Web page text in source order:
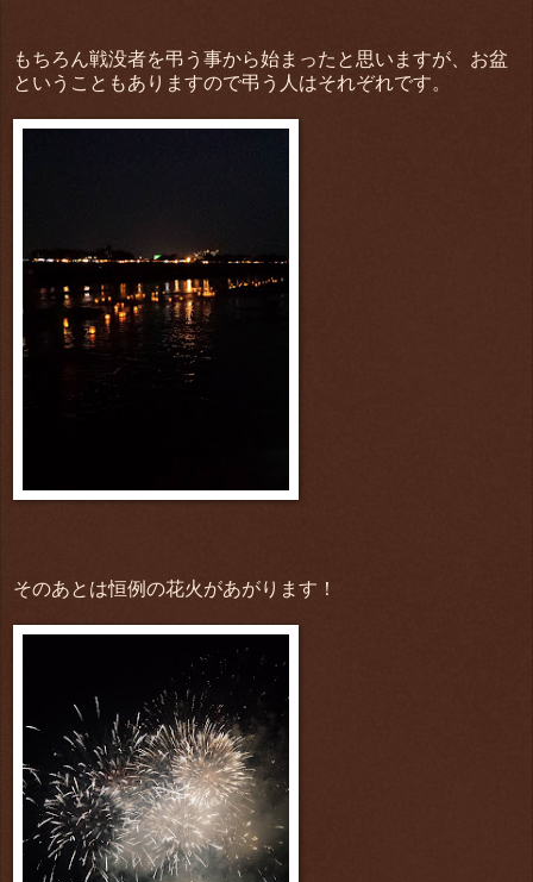
もちろん戦没者を弔う事から始まったと思いますが、お盆
ということもありますので弔う人はそれぞれです。
そのあとは恒例の花火があがります！